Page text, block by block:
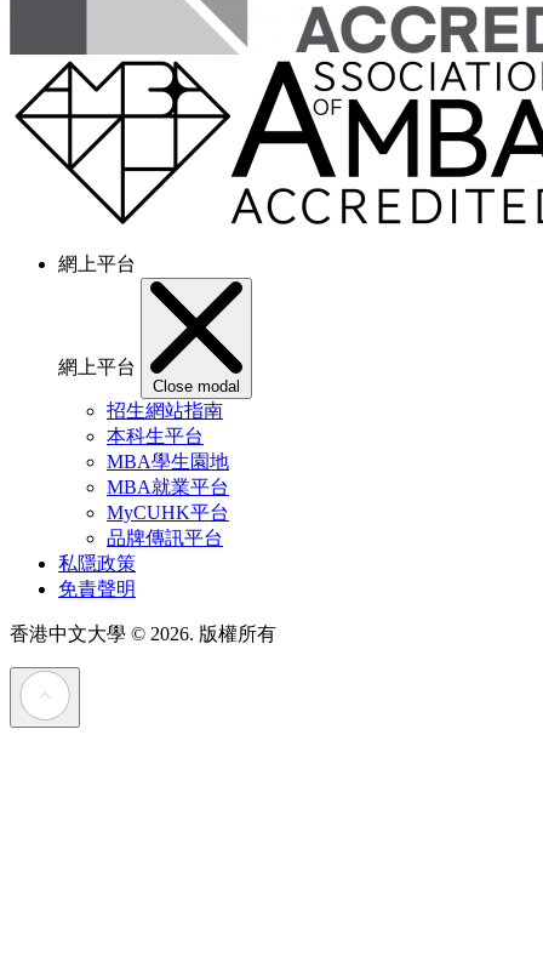
網上平台
網上平台
Close modal
招生網站指南
本科生平台
MBA學生園地
MBA就業平台
MyCUHK平台
品牌傳訊平台
私隱政策
免責聲明
香港中文大學 © 2026. 版權所有